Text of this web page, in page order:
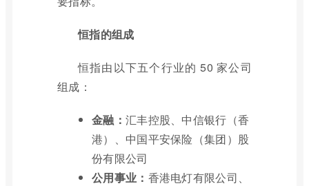
恒指的组成
恒指由以下五个行业的 50 家公司
组成：
金融： 汇丰控股、中信银行（香
港）、中国平安保险（集团）股
份有限公司
公用事业： 香港电灯有限公司、